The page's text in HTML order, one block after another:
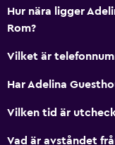
Hur nära ligger
Rom?
Vilket är
Har Adelina
Vilken tid är
Vad är avståndet